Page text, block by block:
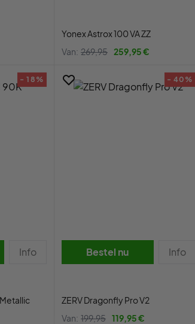
Yonex Astrox 100 VA ZZ
Van: 269,95 259,95 €
- 18%
Info
- 40%
Bestel nu Info
ZERV Dragonfly Pro V2
Van: 199,95 119,95 €